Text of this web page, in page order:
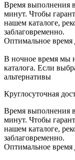
Время выполнения
минут. Чтобы
нашем каталоге,
заблаговременно.
Оптимальное время
В ночное время мы
каталога. Если
альтернативы
Круглосуточная
Время выполнения
минут. Чтобы
нашем каталоге,
заблаговременно.
Оптимальное время